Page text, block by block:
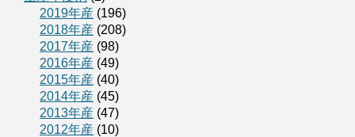
2019年産 (196)
2018年産 (208)
2017年産 (98)
2016年産 (49)
2015年産 (40)
2014年産 (45)
2013年産 (47)
2012年産 (10)